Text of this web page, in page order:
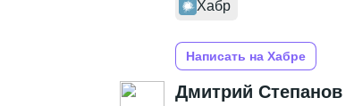
Хабр
Написать на Хабре
Дмитрий Степанов